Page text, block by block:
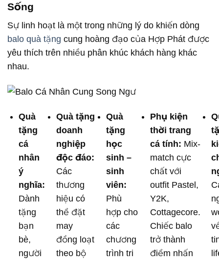
Sống
Sự linh hoạt là một trong những lý do khiến dòng
balo quà tặng cung hoàng đạo của Hợp Phát được
yêu thích trên nhiều phân khúc khách hàng khác
nhau.
Quà
tặng
cá
nhân
ý
nghĩa:
Dành
tặng
bạn
bè,
người
Quà tặng
doanh
nghiệp
độc đáo:
Các
thương
hiệu có
thể đặt
may
đồng loạt
theo bộ
Quà
tặng
học
sinh –
sinh
viên:
Phù
hợp cho
các
chương
trình tri
Phụ kiện
thời trang
cá tính: Mix-
match cực
chất với
outfit Pastel,
Y2K,
Cottagecore.
Chiếc balo
trở thành
điểm nhấn